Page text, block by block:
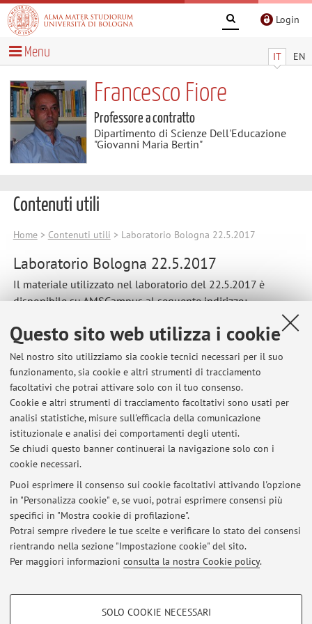
Questo sito web utilizza i cookie
Nel nostro sito utilizziamo sia cookie tecnici necessari per il suo
funzionamento, sia cookie e altri strumenti di tracciamento
facoltativi che potrai attivare solo con il tuo consenso.
Cookie e altri strumenti di tracciamento facoltativi sono usati per
analisi statistiche, misure sull'efficacia della comunicazione
istituzionale e analisi dei comportamenti degli utenti.
Se chiudi questo banner continuerai la navigazione solo con i
cookie necessari.
Puoi esprimere il consenso sui cookie facoltativi attivando l'opzione
in "Personalizza cookie" e, se vuoi, potrai esprimere consensi più
specifici in "Mostra cookie di profilazione".
Potrai sempre rivedere le tue scelte e verificare lo stato dei consensi
rientrando nella sezione "Impostazione cookie" del sito.
Per maggiori informazioni consulta la nostra Cookie policy.
COOKIE DI PROFILAZIONE - FACOLTATIVI
SOLO COOKIE NECESSARI
Login
IT EN
Menu
Francesco Fiore
Professore a contratto
Dipartimento di Scienze Dell'Educazione
"Giovanni Maria Bertin"
Contenuti utili
Home> Contenuti utili > Laboratorio Bologna 22.5.2017
Laboratorio Bologna 22.5.2017
Il materiale utilizzato nel laboratorio del 22.5.2017 è
disponibile su AMSCampus al seguente indirizzo:
Ultimi avvisi
Laboratorio di formazione professionale per l'educatore sociale e
culturale
Pubblicato il: 14 marzo 2020
Laboratorio 14.3.20 e recuperi
Pubblicato il: 06 marzo 2020
Laboratorio 7.3.20
Pubblicato il: 03 marzo 2020